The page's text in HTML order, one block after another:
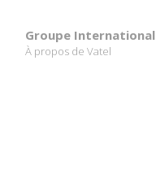
Groupe International
À propos de Vatel